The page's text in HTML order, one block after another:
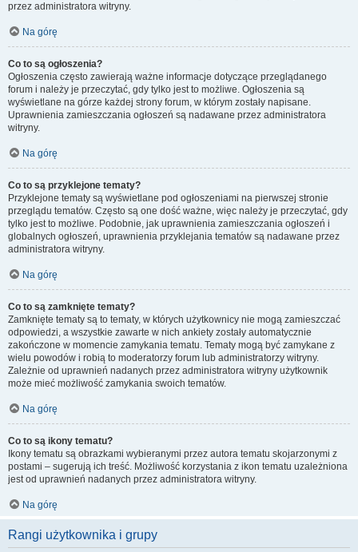
przez administratora witryny.
Na górę
Co to są ogłoszenia?
Ogłoszenia często zawierają ważne informacje dotyczące przeglądanego
forum i należy je przeczytać, gdy tylko jest to możliwe. Ogłoszenia są
wyświetlane na górze każdej strony forum, w którym zostały napisane.
Uprawnienia zamieszczania ogłoszeń są nadawane przez administratora
witryny.
Na górę
Co to są przyklejone tematy?
Przyklejone tematy są wyświetlane pod ogłoszeniami na pierwszej stronie
przeglądu tematów. Często są one dość ważne, więc należy je przeczytać, gdy
tylko jest to możliwe. Podobnie, jak uprawnienia zamieszczania ogłoszeń i
globalnych ogłoszeń, uprawnienia przyklejania tematów są nadawane przez
administratora witryny.
Na górę
Co to są zamknięte tematy?
Zamknięte tematy są to tematy, w których użytkownicy nie mogą zamieszczać
odpowiedzi, a wszystkie zawarte w nich ankiety zostały automatycznie
zakończone w momencie zamykania tematu. Tematy mogą być zamykane z
wielu powodów i robią to moderatorzy forum lub administratorzy witryny.
Zależnie od uprawnień nadanych przez administratora witryny użytkownik
może mieć możliwość zamykania swoich tematów.
Na górę
Co to są ikony tematu?
Ikony tematu są obrazkami wybieranymi przez autora tematu skojarzonymi z
postami – sugerują ich treść. Możliwość korzystania z ikon tematu uzależniona
jest od uprawnień nadanych przez administratora witryny.
Na górę
Rangi użytkownika i grupy